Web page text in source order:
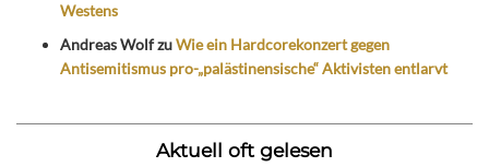
Westens
Andreas WolfzuWie ein Hardcorekonzert gegen
Antisemitismus pro-„palästinensische“ Aktivisten entlarvt
Aktuell oft gelesen